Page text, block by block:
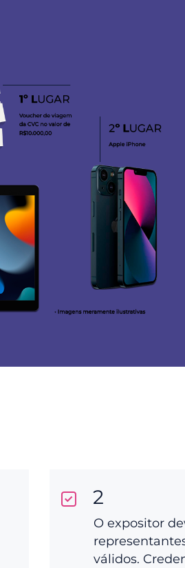
2
O expositor
válidos.